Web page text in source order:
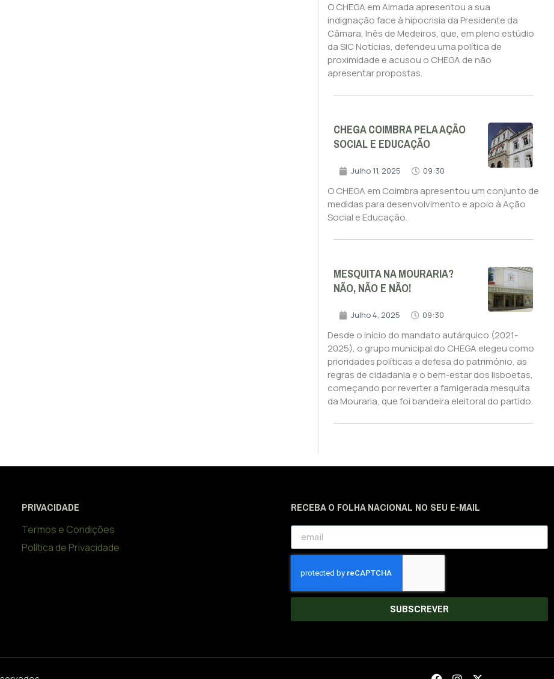
O CHEGA em Almada apresentou a sua
indignação face à hipocrisia da Presidente da
Câmara, Inês de Medeiros, que, em pleno estúdio
da SIC Notícias, defendeu uma política de
proximidade e acusou o CHEGA de não
apresentar propostas.
CHEGA COIMBRA PELA AÇÃO
SOCIAL E EDUCAÇÃO
Julho 11, 2025 09:30
O CHEGA em Coimbra apresentou um conjunto de
medidas para desenvolvimento e apoio à Ação
Social e Educação.
MESQUITA NA MOURARIA?
NÃO, NÃO E NÃO!
Julho 4, 2025 09:30
Desde o início do mandato autárquico (2021-
2025), o grupo municipal do CHEGA elegeu como
prioridades políticas a defesa do património, as
regras de cidadania e o bem-estar dos lisboetas,
começando por reverter a famigerada mesquita
da Mouraria, que foi bandeira eleitoral do partido.
PRIVACIDADE
Termos e Condições
Política de Privacidade
RECEBA O FOLHA NACIONAL NO SEU E-MAIL
SUBSCREVER